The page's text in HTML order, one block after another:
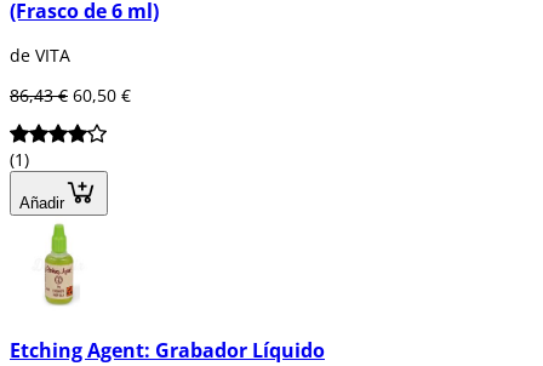
(Frasco de 6 ml)
de VITA
86,43 € 60,50 €
(1)
Añadir
Etching Agent: Grabador Líquido